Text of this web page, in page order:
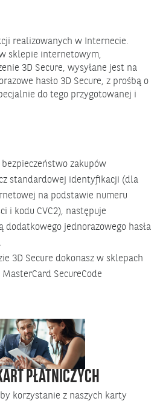
realizowanych w Internecie.
sklepie internetowym,
3D Secure, wysyłane jest na
hasło 3D Secure, z prośbą o
do tego przygotowanej i
zakupów
standardowej identyfikacji (dla
na podstawie numeru
i kodu CVC2), następuje
dodatkowego jednorazowego hasła
3D Secure dokonasz w sklepach
SecureCode
PŁATNICZYCH
korzystanie z naszych karty